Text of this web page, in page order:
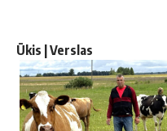
Ūkis | Verslas